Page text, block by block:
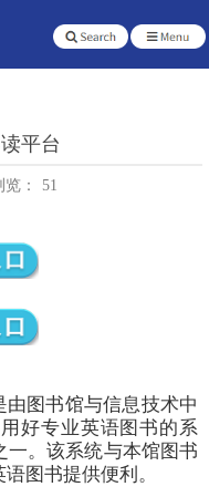
平台
览： 51
由图书馆与信息技术中
好专业英语图书的系
一。该系统与本馆图书
语图书提供便利。